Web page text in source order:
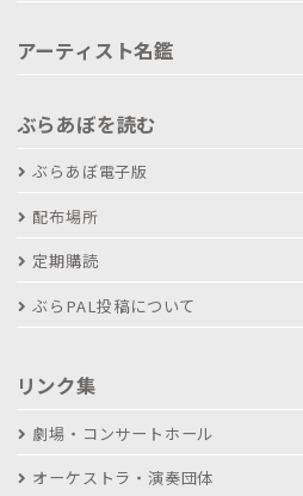
アーティスト名鑑
ぶらあぼを読む
ぶらあぼ電子版
配布場所
定期購読
ぶらPAL投稿について
リンク集
劇場・コンサートホール
オーケストラ・演奏団体